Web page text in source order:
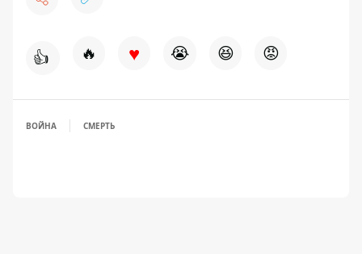
👍 🔥 ♥ 😭 😆 😡
ВОЙНА СМЕРТЬ